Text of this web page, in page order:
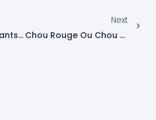
Tiranges : Six Étudiants Unissent Leurs Forces Pour Promouvoir La Parité Lors D’un Atelier Sur La Nutrition
Next
Chou Rouge Ou Chou Blanc : Quel Est Le Champion De La Santé ?